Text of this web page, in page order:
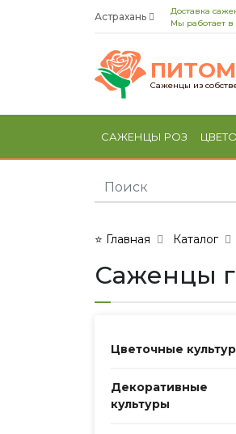
Астрахань
Доставка
Мы работает
Саженцы из
САЖЕНЦЫ РОЗ
⭐ Главная Каталог
Саженцы
Цветочные
Декоративные
культуры